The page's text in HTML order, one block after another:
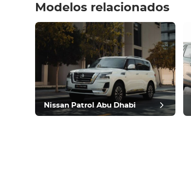
Modelos relacionados
Nissan Patrol Abu Dhabi